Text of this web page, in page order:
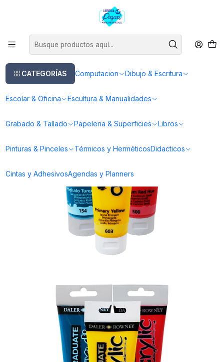
CATEGORÍAS Computacion Dibujo & Escritura
Escolar & Oficina Escultura & Manualidades
Grabado & Tallado Papeleria & Superficies Libros
Pinturas & Pinceles Térmicos y HerméticosDidacticos
Cintas y AdhesivosAgendas y Planners
Este es el texto del slide
Acrilico Daler Rowney Graduate 120ml - Varios Colores